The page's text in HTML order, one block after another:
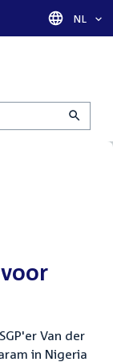
Taal
NL
Van der
in Nigeria